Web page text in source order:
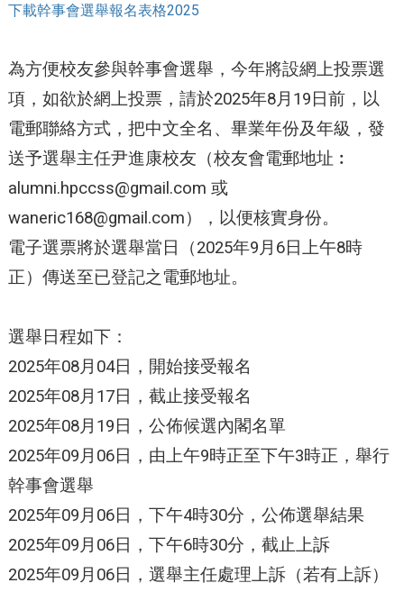
下載幹事會選舉報名表格2025
為方便校友參與幹事會選舉，今年將設網上投票選
項，如欲於網上投票，請於2025年8月19日前，以
電郵聯絡方式，把中文全名、畢業年份及年級，發
送予選舉主任尹進康校友（校友會電郵地址︰
alumni.hpccss@gmail.com 或
waneric168@gmail.com），以便核實身份。
電子選票將於選舉當日（2025年9月6日上午8時
正）傳送至已登記之電郵地址。
選舉日程如下：
2025年08月04日，開始接受報名
2025年08月17日，截止接受報名
2025年08月19日，公佈候選內閣名單
2025年09月06日，由上午9時正至下午3時正，舉行
幹事會選舉
2025年09月06日，下午4時30分，公佈選舉結果
2025年09月06日，下午6時30分，截止上訴
2025年09月06日，選舉主任處理上訴（若有上訴）